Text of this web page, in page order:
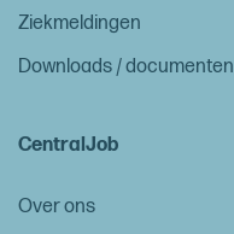
Ziekmeldingen
Downloads / documenten
CentralJob
Over ons